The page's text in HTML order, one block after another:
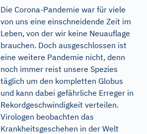
Die Corona-Pandemie war für viele
von uns eine einschneidende Zeit im
Leben, von der wir keine Neuauflage
brauchen. Doch ausgeschlossen ist
eine weitere Pandemie nicht, denn
noch immer reist unsere Spezies
täglich um den kompletten Globus
und kann dabei gefährliche Erreger in
Rekordgeschwindigkeit verteilen.
Virologen beobachten das
Krankheitsgeschehen in der Welt